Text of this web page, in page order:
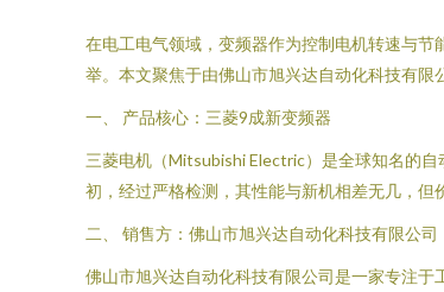
在电工电气领域，变频器作为控制电机转速与
举。本文聚焦于由佛山市旭兴达自动化科技有限
一、 产品核心：三菱9成新变频器
三菱电机（Mitsubishi Electric）是全球知名的
初，经过严格检测，其性能与新机相差无几，但
二、 销售方：佛山市旭兴达自动化科技有限公司
佛山市旭兴达自动化科技有限公司是一家专注